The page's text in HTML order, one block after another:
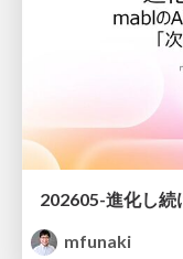
202605-進化し
mfunaki